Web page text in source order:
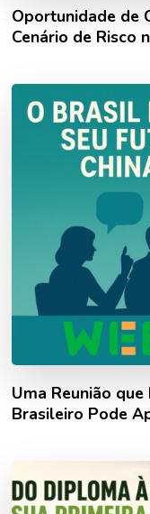
Oportunidade de
Cenário de Risco
Uma Reunião
Brasileiro Pode